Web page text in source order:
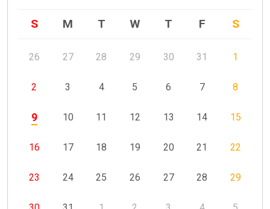
S M T W T F S
26 27 28 29 30 31 1
2 3 4 5 6 7 8
9 10 11 12 13 14 15
16 17 18 19 20 21 22
23 24 25 26 27 28 29